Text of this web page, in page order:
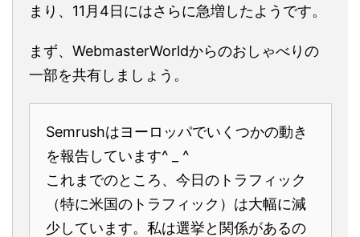
まり、11月4日にはさらに急増したようです。
まず、WebmasterWorldからのおしゃべりの
一部を共有しましょう。
Semrushはヨーロッパでいくつかの動き
を報告しています^ _ ^
これまでのところ、今日のトラフィック
（特に米国のトラフィック）は大幅に減
少しています。私は選挙と関係があるの